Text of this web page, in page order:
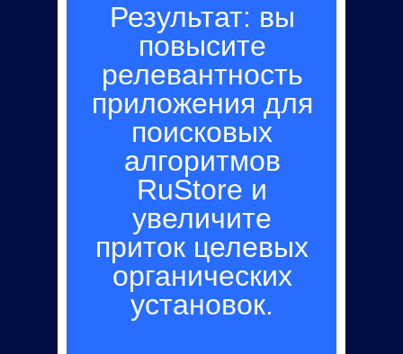
Результат: вы
повысите
релевантность
приложения для
поисковых
алгоритмов
RuStore и
увеличите
приток целевых
органических
установок.